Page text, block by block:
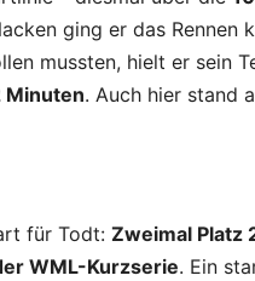
ging er das
mussten, hielt er sein
Minuten. Auch hier stand
für Todt: Zweimal Platz
WML-Kurzserie. Ein